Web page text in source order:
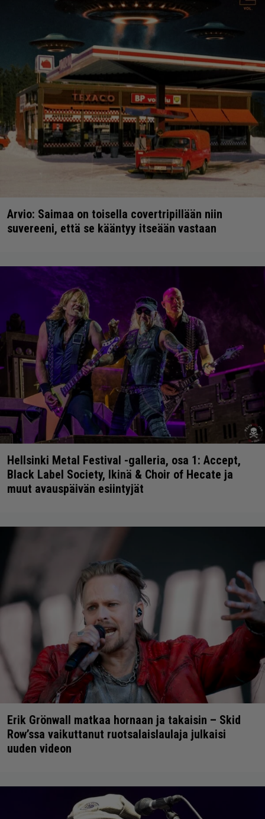
Arvio: Saimaa on toisella covertripillään niin
suvereeni, että se kääntyy itseään vastaan
Hellsinki Metal Festival -galleria, osa 1: Accept,
Black Label Society, Ikinä & Choir of Hecate ja
muut avauspäivän esiintyjät
Erik Grönwall matkaa hornaan ja takaisin – Skid
Row’ssa vaikuttanut ruotsalaislaulaja julkaisi
uuden videon